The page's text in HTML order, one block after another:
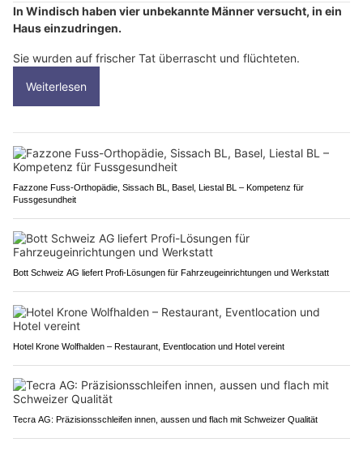
In Windisch haben vier unbekannte Männer versucht, in ein
Haus einzudringen.
Sie wurden auf frischer Tat überrascht und flüchteten.
Weiterlesen
Fazzone Fuss-Orthopädie, Sissach BL, Basel, Liestal BL – Kompetenz für
Fussgesundheit
Bott Schweiz AG liefert Profi-Lösungen für Fahrzeugeinrichtungen und Werkstatt
Hotel Krone Wolfhalden – Restaurant, Eventlocation und Hotel vereint
Tecra AG: Präzisionsschleifen innen, aussen und flach mit Schweizer Qualität